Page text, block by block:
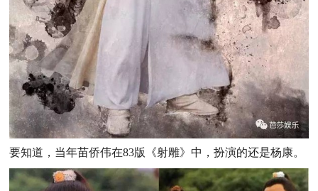
要知道，当年苗侨伟在83版《射雕》中，扮演的还是杨康。